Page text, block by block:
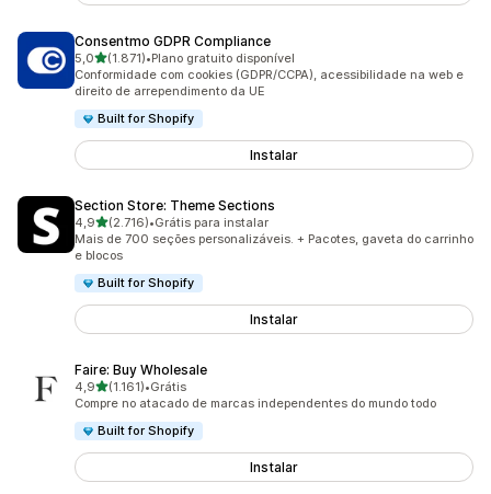
Consentmo GDPR Compliance
5,0de 5 estrelas
(1.871)
1871 avaliações ao todo
•Plano gratuito disponível
Conformidade com cookies (GDPR/CCPA), acessibilidade na web e
direito de arrependimento da UE
Built for Shopify
Instalar
Section Store: Theme Sections
4,9de 5 estrelas
(2.716)
2716 avaliações ao todo
•Grátis para instalar
Mais de 700 seções personalizáveis. + Pacotes, gaveta do carrinho
e blocos
Built for Shopify
Instalar
Faire: Buy Wholesale
4,9de 5 estrelas
(1.161)
1161 avaliações ao todo
•Grátis
Compre no atacado de marcas independentes do mundo todo
Built for Shopify
Instalar